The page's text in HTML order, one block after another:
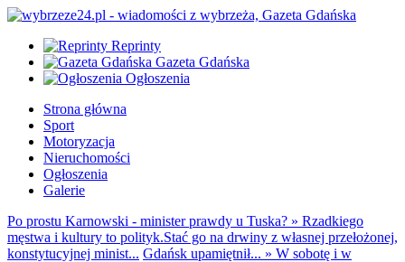
Reprinty
Gazeta Gdańska
Ogłoszenia
Strona główna
Sport
Motoryzacja
Nieruchomości
Ogłoszenia
Galerie
Po prostu Karnowski - minister prawdy u Tuska? » Rzadkiego
męstwa i kultury to polityk.Stać go na drwiny z własnej przełożonej,
konstytucyjnej minist... Gdańsk upamiętnił... » W sobotę i w